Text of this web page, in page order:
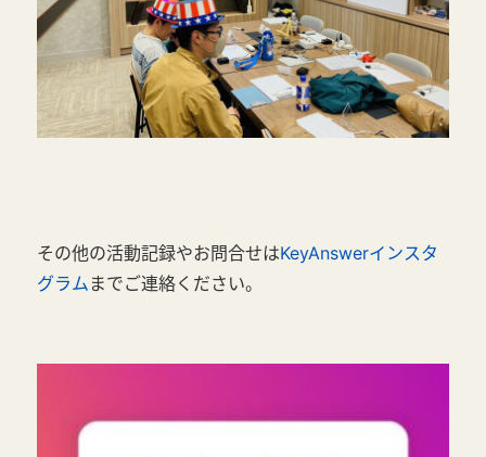
その他の活動記録やお問合せはKeyAnswerインスタ
グラム までご連絡ください。